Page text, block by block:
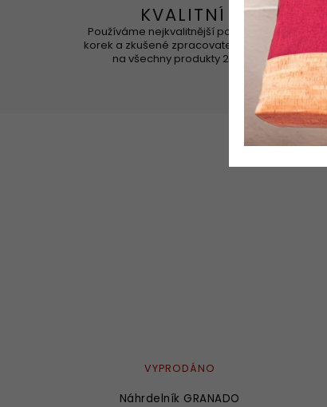
KVALITNÍ
Používáme nejkvalitnější portugalský
korek a zkušené zpracovatele. Záruka
na všechny produkty 2 roky
Náhrdelník GRANADO
VYPRODÁNO